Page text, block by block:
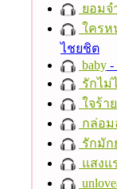
ยอม
ใครห
ไชยชิต
baby -
รักไม่
ใจร้าย
กล่อม
รักมัก
แสงแ